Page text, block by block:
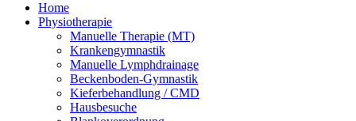
Home
Physiotherapie
Manuelle Therapie (MT)
Krankengymnastik
Manuelle Lymphdrainage
Beckenboden-Gymnastik
Kieferbehandlung / CMD
Hausbesuche